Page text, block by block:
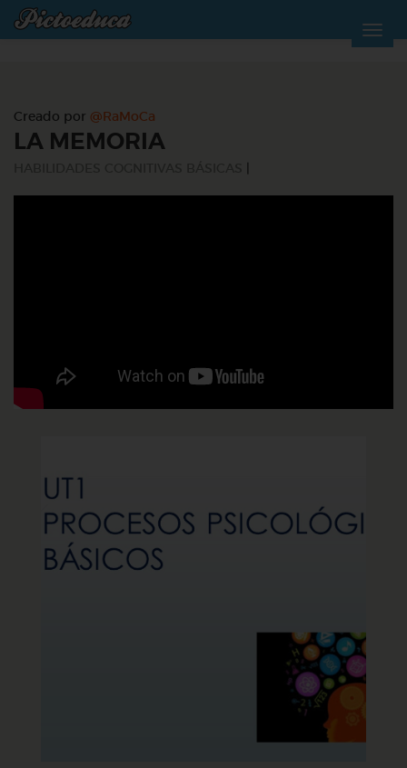
Creado por @RaMoCa
LA MEMORIA